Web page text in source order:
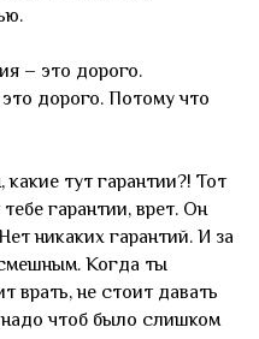
– это дорого.
дорого. Потому что
какие тут гарантии?! Тот
гарантии, врет. Он
никаких гарантий. И за
Когда ты
врать, не стоит давать
чтоб было слишком